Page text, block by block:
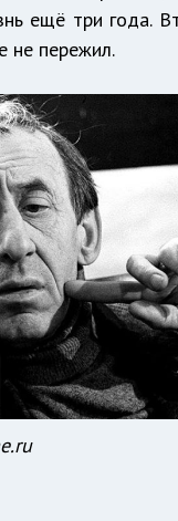
ещё три года.
не пережил.